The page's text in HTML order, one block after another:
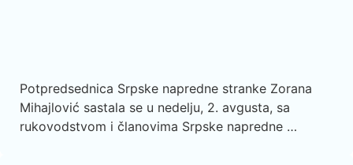
Potpredsednica Srpske napredne stranke Zorana
Mihajlović sastala se u nedelju, 2. avgusta, sa
rukovodstvom i članovima Srpske napredne …